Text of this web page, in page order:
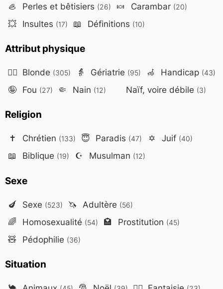
🦪 Perles et bêtisiers (26) 🍬 Carambar (20)
💥 Insultes (17) 📖 Définitions (10)
Attribut physique
👱‍♀️ Blonde (305) 👵 Gériatrie (95) 🦽 Handicap (43)
🤪 Fou (27) 🤏 Nain (12) Naïf, voire débile (3)
Religion
✝️ Chrétien (133) 😇 Paradis (47) ✡️ Juif (40)
📖 Biblique (19) ☪️ Musulman (12)
Sexe
🍆 Sexe (523) 🦄 Adultère (56)
🌈 Homosexualité (54) 🏩 Prostitution (45)
🧸 Pédophilie (36)
Situation